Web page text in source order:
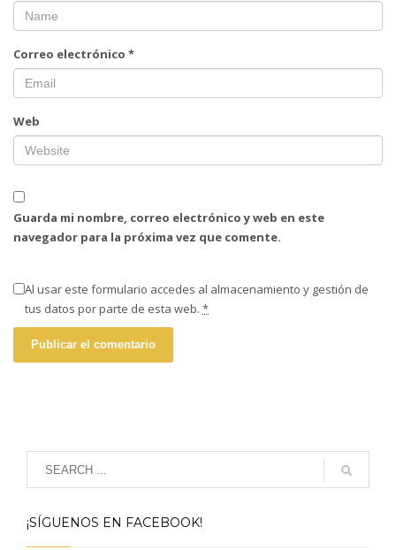
Correo electrónico *
Web
Guarda mi nombre, correo electrónico y web en este
navegador para la próxima vez que comente.
Al usar este formulario accedes al almacenamiento y gestión de
tus datos por parte de esta web. *
¡SÍGUENOS EN FACEBOOK!